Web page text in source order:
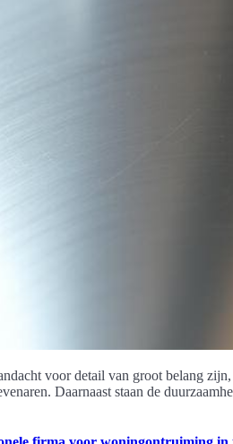
voor detail van groot belang
Daarnaast staan de